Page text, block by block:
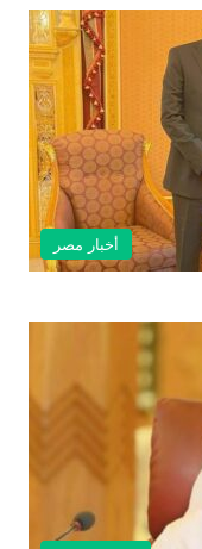
أخبار مصر